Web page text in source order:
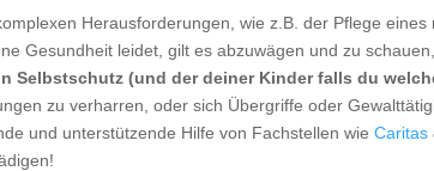
Herausforderungen, wie z.B. der Pflege
Gesundheit leidet, gilt es abzuwägen und zu
Selbstschutz (und der deiner Kinder falls du
zu verharren, oder sich Übergriffe oder
und unterstützende Hilfe von Fachstellen wieCaritas